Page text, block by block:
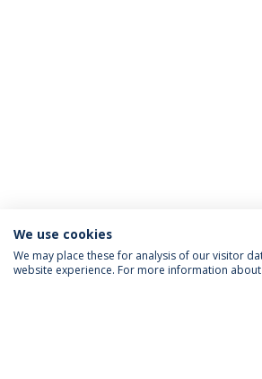
We use cookies
We may place these for analysis of our visitor
website experience. For more information